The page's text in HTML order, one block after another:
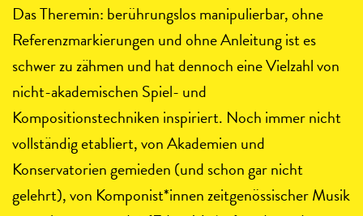
Das Theremin: berührungslos manipulierbar, ohne
Referenzmarkierungen und ohne Anleitung ist es
schwer zu zähmen und hat dennoch eine Vielzahl von
nicht-akademischen Spiel- und
Kompositionstechniken inspiriert. Noch immer nicht
vollständig etabliert, von Akademien und
Konservatorien gemieden (und schon gar nicht
gelehrt), von Komponist*innen zeitgenössischer Musik